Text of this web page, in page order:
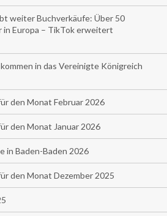
weiter Buchverkäufe: Über 50
Europa – TikTok erweitert
in das Vereinigte Königreich
den Monat Februar 2026
den Monat Januar 2026
in Baden-Baden 2026
den Monat Dezember 2025